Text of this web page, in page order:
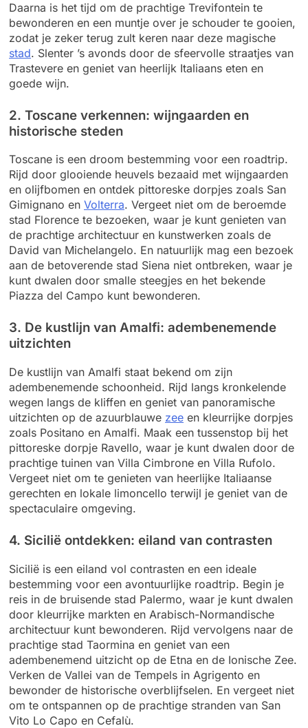
Daarna is het tijd om de prachtige Trevifontein te
bewonderen en een muntje over je schouder te gooien,
zodat je zeker terug zult keren naar deze magische
stad. Slenter ’s avonds door de sfeervolle straatjes van
Trastevere en geniet van heerlijk Italiaans eten en
goede wijn.
2. Toscane verkennen: wijngaarden en
historische steden
Toscane is een droom bestemming voor een roadtrip.
Rijd door glooiende heuvels bezaaid met wijngaarden
en olijfbomen en ontdek pittoreske dorpjes zoals San
Gimignano en Volterra. Vergeet niet om de beroemde
stad Florence te bezoeken, waar je kunt genieten van
de prachtige architectuur en kunstwerken zoals de
David van Michelangelo. En natuurlijk mag een bezoek
aan de betoverende stad Siena niet ontbreken, waar je
kunt dwalen door smalle steegjes en het bekende
Piazza del Campo kunt bewonderen.
3. De kustlijn van Amalfi: adembenemende
uitzichten
De kustlijn van Amalfi staat bekend om zijn
adembenemende schoonheid. Rijd langs kronkelende
wegen langs de kliffen en geniet van panoramische
uitzichten op de azuurblauwe zee en kleurrijke dorpjes
zoals Positano en Amalfi. Maak een tussenstop bij het
pittoreske dorpje Ravello, waar je kunt dwalen door de
prachtige tuinen van Villa Cimbrone en Villa Rufolo.
Vergeet niet om te genieten van heerlijke Italiaanse
gerechten en lokale limoncello terwijl je geniet van de
spectaculaire omgeving.
4. Sicilië ontdekken: eiland van contrasten
Sicilië is een eiland vol contrasten en een ideale
bestemming voor een avontuurlijke roadtrip. Begin je
reis in de bruisende stad Palermo, waar je kunt dwalen
door kleurrijke markten en Arabisch-Normandische
architectuur kunt bewonderen. Rijd vervolgens naar de
prachtige stad Taormina en geniet van een
adembenemend uitzicht op de Etna en de Ionische Zee.
Verken de Vallei van de Tempels in Agrigento en
bewonder de historische overblijfselen. En vergeet niet
om te ontspannen op de prachtige stranden van San
Vito Lo Capo en Cefalù.